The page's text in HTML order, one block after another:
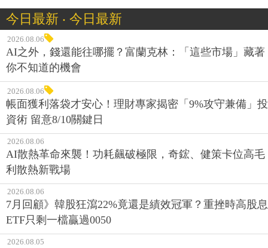
今日最新 ‧ 今日最新
2026.08.06
AI之外，錢還能往哪擺？富蘭克林：「這些市場」藏著
你不知道的機會
2026.08.06
帳面獲利落袋才安心！理財專家揭密「9%攻守兼備」投
資術 留意8/10關鍵日
2026.08.06
AI散熱革命來襲！功耗飆破極限，奇鋐、健策卡位高毛
利散熱新戰場
2026.08.06
7月回顧》韓股狂瀉22%竟還是績效冠軍？重挫時高股息
ETF只剩一檔贏過0050
2026.08.05